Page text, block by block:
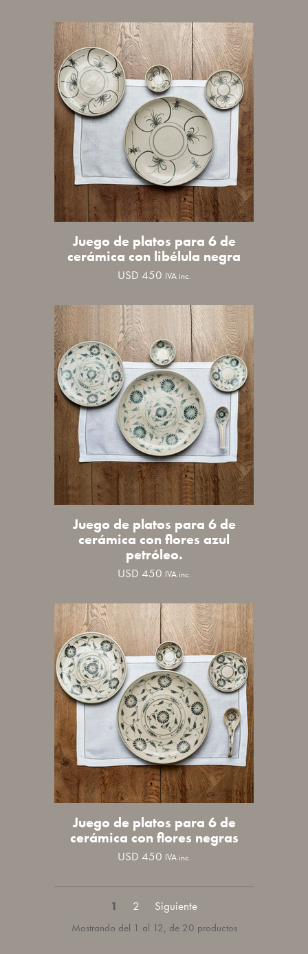
Juego de platos para 6 de
cerámica con libélula negra
USD 450 IVA inc.
Juego de platos para 6 de
cerámica con flores azul
petróleo.
USD 450 IVA inc.
Juego de platos para 6 de
cerámica con flores negras
USD 450 IVA inc.
1 2
Mostrando del 1 al 12, de 20 productos